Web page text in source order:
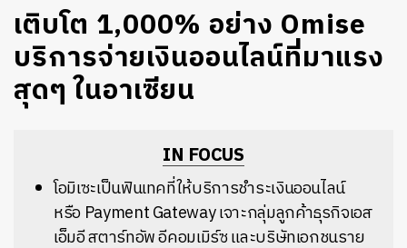
เติบโต 1,000% อย่าง Omise
บริการจ่ายเงินออนไลน์ที่มาแรง
สุดๆ ในอาเซียน
IN FOCUS
โอมิเซะเป็นฟินเทคที่ให้บริการชำระเงินออนไลน์
หรือ Payment Gateway เจาะกลุ่มลูกค้าธุรกิจเอส
เอ็มอี สตาร์ทอัพ อีคอมเมิร์ซ และบริษัทเอกชนราย